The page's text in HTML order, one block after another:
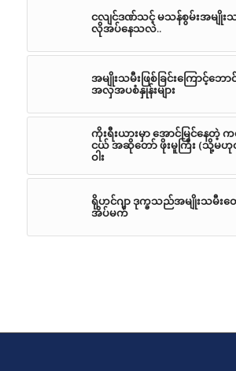
ငလျင်ဒဏ်သင့် မသန်စွမ်းအမျိုး
လိုအပ်နေသလဲ..
အမျိုးသမီးဖြစ်ခြင်းကြောင့်ဘ
အလှအပစံနှုန်းများ
ကိုးရီးယားမှာ အောင်မြင်နေတဲ့
ငယ် အဆိုတော် ဖိုးမူကြီး (သို့မဟု
ဝါး
ရိုဟင်ဂျာ ဒုက္ခသည်အမျိုးသမီးတွ
အိပ်မက်